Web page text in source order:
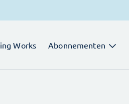
Works Abonnementen